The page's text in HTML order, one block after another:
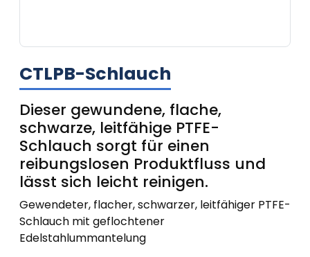
CTLPB-Schlauch
Dieser gewundene, flache,
schwarze, leitfähige PTFE-
Schlauch sorgt für einen
reibungslosen Produktfluss und
lässt sich leicht reinigen.
Gewendeter, flacher, schwarzer, leitfähiger PTFE-
Schlauch mit geflochtener
Edelstahlummantelung